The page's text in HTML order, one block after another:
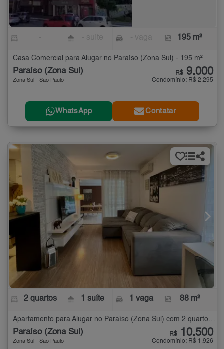
195 m²
Casa Comercial para Alugar no Paraíso (Zona Sul) - 195 m²
Paraíso (Zona Sul)
Zona Sul - São Paulo
R$ 9.000
Condomínio: R$ 2.295
WhatsApp Contatar
2 quartos 1 suíte 1 vaga 88 m²
Apartamento para Alugar no Paraíso (Zona Sul) com 2 quartos - 88 m²
Paraíso (Zona Sul)
Zona Sul - São Paulo
R$ 10.500
Condomínio: R$ 1.926